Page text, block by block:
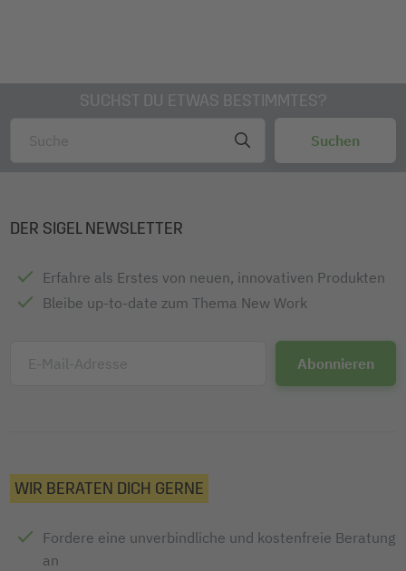
SUCHST DU ETWAS BESTIMMTES?
DER SIGEL NEWSLETTER
Erfahre als Erstes von neuen, innovativen Produkten
Bleibe up-to-date zum Thema New Work
E-Mail-Adresse
WIR BERATEN DICH GERNE
Fordere eine unverbindliche und kostenfreie Beratung
an